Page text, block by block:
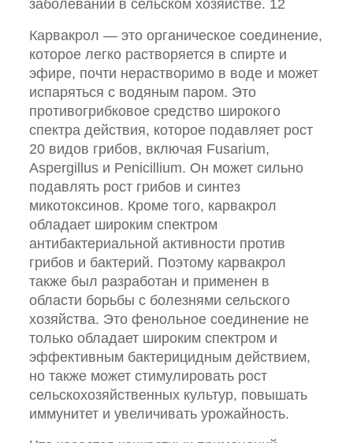
заболеваний в сельском хозяйстве. 12
Карвакрол — это органическое соединение,
которое легко растворяется в спирте и
эфире, почти нерастворимо в воде и может
испаряться с водяным паром. Это
противогрибковое средство широкого
спектра действия, которое подавляет рост
20 видов грибов, включая Fusarium,
Aspergillus и Penicillium. Он может сильно
подавлять рост грибов и синтез
микотоксинов. Кроме того, карвакрол
обладает широким спектром
антибактериальной активности против
грибов и бактерий. Поэтому карвакрол
также был разработан и применен в
области борьбы с болезнями сельского
хозяйства. Это фенольное соединение не
только обладает широким спектром и
эффективным бактерицидным действием,
но также может стимулировать рост
сельскохозяйственных культур, повышать
иммунитет и увеличивать урожайность.